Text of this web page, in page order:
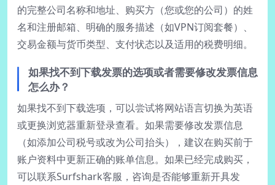
的完整公司名称和地址、购买方（您或您的公司）的姓
名和注册邮箱、明确的服务描述（如VPN订阅套餐）、
交易金额与货币类型、支付状态以及适用的税费明细。
如果找不到下载发票的选项或者需要修改发票信息
怎么办？
如果找不到下载选项，可以尝试将网站语言切换为英语
或更换浏览器重新登录查看。如果需要修改发票信息
（如添加公司税号或改为公司抬头），建议在购买前于
账户资料中更新正确的账单信息。如果已经完成购买，
可以联系Surfshark客服，咨询是否能够重新开具发